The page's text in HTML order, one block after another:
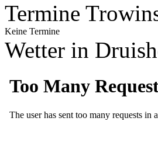
Termine
Keine Termine
Wetter in